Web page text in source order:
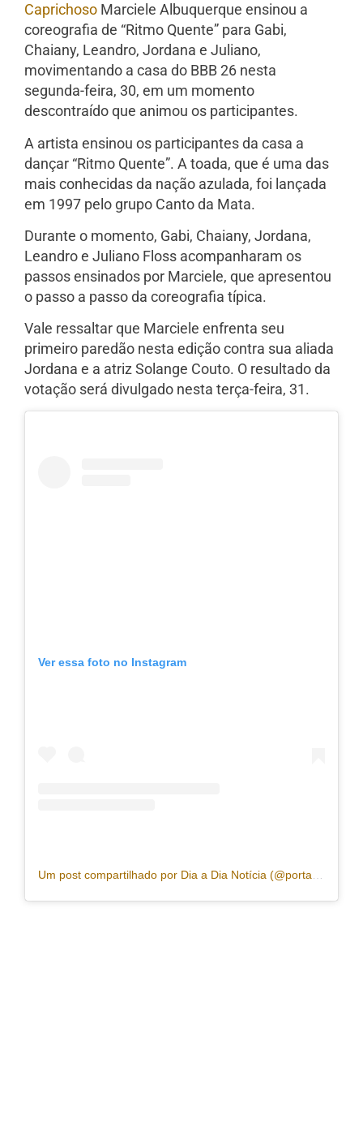
Caprichoso Marciele Albuquerque ensinou a
coreografia de “Ritmo Quente” para Gabi,
Chaiany, Leandro, Jordana e Juliano,
movimentando a casa do BBB 26 nesta
segunda-feira, 30, em um momento
descontraído que animou os participantes.
A artista ensinou os participantes da casa a
dançar “Ritmo Quente”. A toada, que é uma das
mais conhecidas da nação azulada, foi lançada
em 1997 pelo grupo Canto da Mata.
Durante o momento, Gabi, Chaiany, Jordana,
Leandro e Juliano Floss acompanharam os
passos ensinados por Marciele, que apresentou
o passo a passo da coreografia típica.
Vale ressaltar que Marciele enfrenta seu
primeiro paredão nesta edição contra sua aliada
Jordana e a atriz Solange Couto. O resultado da
votação será divulgado nesta terça-feira, 31.
Ver essa foto no Instagram